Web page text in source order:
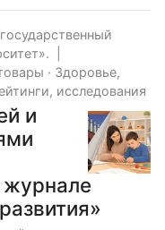
· Здоровье,
исследования
и
журнале